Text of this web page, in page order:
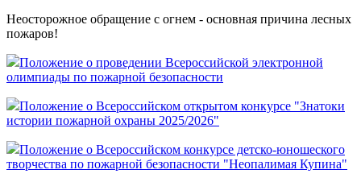
Неосторожное обращение с огнем - основная причина лесных
пожаров!
Положение о проведении Всероссийской электронной
олимпиады по пожарной безопасности
Положение о Всероссийском открытом конкурсе "Знатоки
истории пожарной охраны 2025/2026"
Положение о Всероссийском конкурсе детско-юношеского
творчества по пожарной безопасности "Неопалимая Купина"